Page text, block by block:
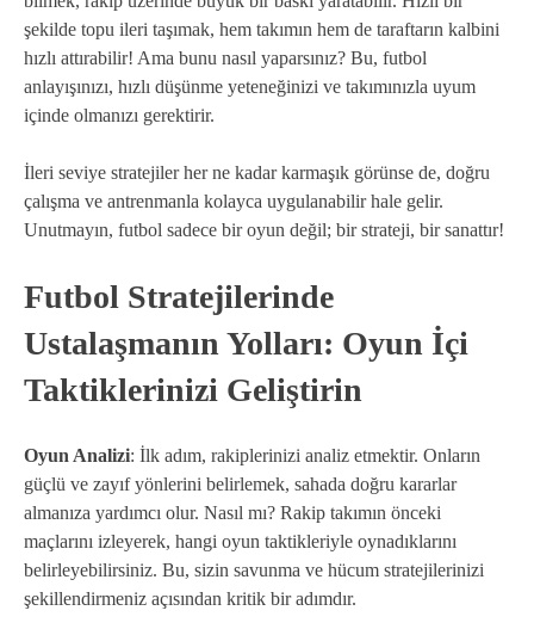
şekilde topu ileri taşımak, hem takımın hem de taraftarın kalbini
hızlı attırabilir! Ama bunu nasıl yaparsınız? Bu, futbol
anlayışınızı, hızlı düşünme yeteneğinizi ve takımınızla uyum
içinde olmanızı gerektirir.
İleri seviye stratejiler her ne kadar karmaşık görünse de, doğru
çalışma ve antrenmanla kolayca uygulanabilir hale gelir.
Unutmayın, futbol sadece bir oyun değil; bir strateji, bir sanattır!
Futbol Stratejilerinde
Ustalaşmanın Yolları: Oyun İçi
Taktiklerinizi Geliştirin
Oyun Analizi: İlk adım, rakiplerinizi analiz etmektir. Onların
güçlü ve zayıf yönlerini belirlemek, sahada doğru kararlar
almanıza yardımcı olur. Nasıl mı? Rakip takımın önceki
maçlarını izleyerek, hangi oyun taktikleriyle oynadıklarını
belirleyebilirsiniz. Bu, sizin savunma ve hücum stratejilerinizi
şekillendirmeniz açısından kritik bir adımdır.